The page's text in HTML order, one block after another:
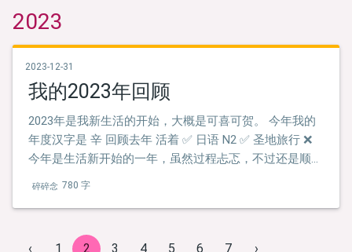
2023
2023-12-31
我的2023年回顾
2023年是我新生活的开始，大概是可喜可贺。 今年我的
年度汉字是 辛 回顾去年 活着 ✅ 日语 N2 ✅ 圣地旅行 ❌
今年是生活新开始的一年，虽然过程忐忑，不过还是顺利
地来到了异国他乡。
碎碎念 780 字
‹ 1 2 3 4 5 6 7 ›